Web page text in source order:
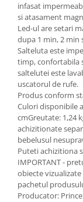
infasat
si atasament
Led-ul are setari
dupa 1 min, 2 min
Salteluta este
timp, confortabila
saltelutei este
uscatorul de rufe.
Produs conform
Culori disponibile
cmGreutate: 1,24
achizitionate
bebelusul
Puteti achizitiona
IMPORTANT -
obiecte
pachetul
Producator: